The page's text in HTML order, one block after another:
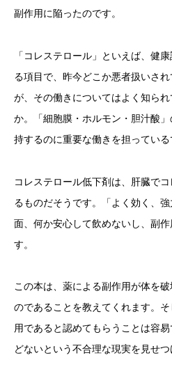
副作用に陥ったのです。
「コレステロール」といえば、健
る項目で、昨今どこか悪者扱いさ
が、その働きについてはよく知ら
か。「細胞膜・ホルモン・胆汁酸
持するのに重要な働きを担っている
コレステロール低下剤は、肝臓で
るものだそうです。「よく効く、
面、何か安心して飲めないし、副
す。
この本は、薬による副作用が体を
のであることを教えてくれます。
用であると認めてもらうことは容
どないという不合理な現実を見せつ